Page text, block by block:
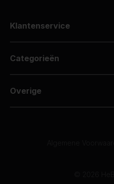
Klantenservice
Categorieën
Overige